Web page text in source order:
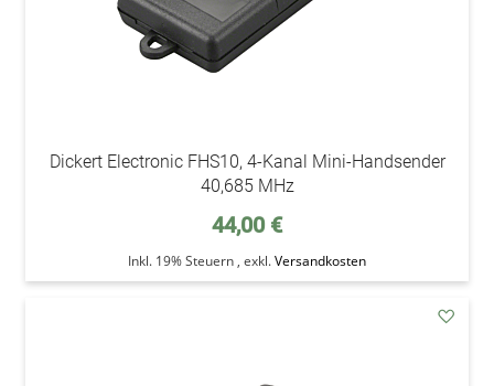
Dickert Electronic FHS10, 4-Kanal Mini-Handsender
40,685 MHz
44,00 €
Inkl. 19% Steuern , exkl.Versandkosten